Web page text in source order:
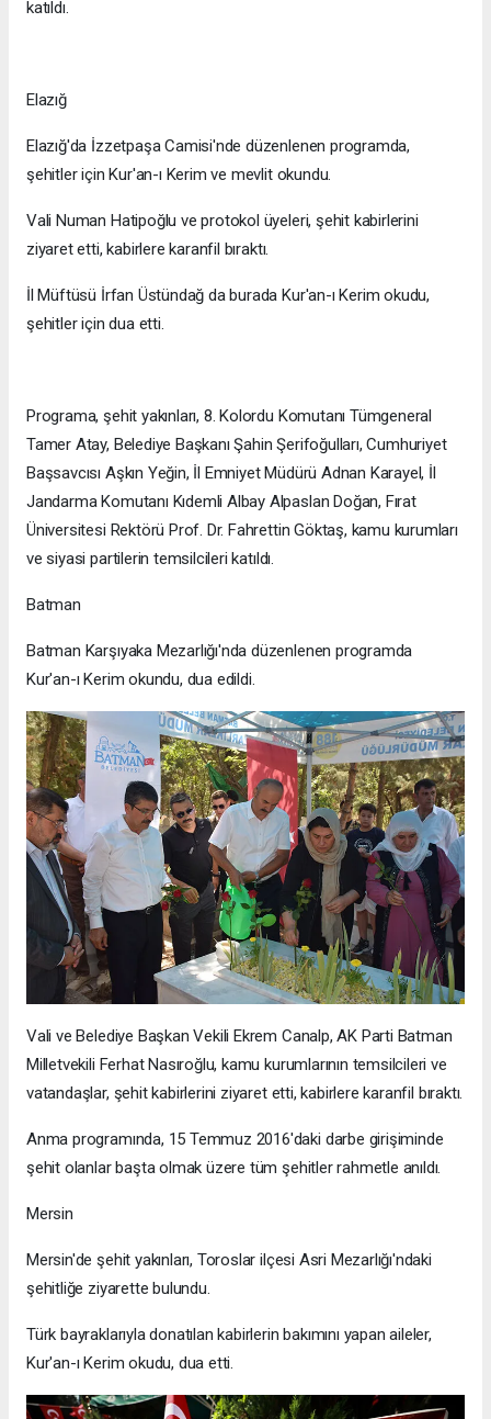
katıldı.
Elazığ
Elazığ'da İzzetpaşa Camisi'nde düzenlenen programda,
şehitler için Kur'an-ı Kerim ve mevlit okundu.
Vali Numan Hatipoğlu ve protokol üyeleri, şehit kabirlerini
ziyaret etti, kabirlere karanfil bıraktı.
İl Müftüsü İrfan Üstündağ da burada Kur'an-ı Kerim okudu,
şehitler için dua etti.
Programa, şehit yakınları, 8. Kolordu Komutanı Tümgeneral
Tamer Atay, Belediye Başkanı Şahin Şerifoğulları, Cumhuriyet
Başsavcısı Aşkın Yeğin, İl Emniyet Müdürü Adnan Karayel, İl
Jandarma Komutanı Kıdemli Albay Alpaslan Doğan, Fırat
Üniversitesi Rektörü Prof. Dr. Fahrettin Göktaş, kamu kurumları
ve siyasi partilerin temsilcileri katıldı.
Batman
Batman Karşıyaka Mezarlığı'nda düzenlenen programda
Kur'an-ı Kerim okundu, dua edildi.
Vali ve Belediye Başkan Vekili Ekrem Canalp, AK Parti Batman
Milletvekili Ferhat Nasıroğlu, kamu kurumlarının temsilcileri ve
vatandaşlar, şehit kabirlerini ziyaret etti, kabirlere karanfil bıraktı.
Anma programında, 15 Temmuz 2016'daki darbe girişiminde
şehit olanlar başta olmak üzere tüm şehitler rahmetle anıldı.
Mersin
Mersin'de şehit yakınları, Toroslar ilçesi Asri Mezarlığı'ndaki
şehitliğe ziyarette bulundu.
Türk bayraklarıyla donatılan kabirlerin bakımını yapan aileler,
Kur'an-ı Kerim okudu, dua etti.